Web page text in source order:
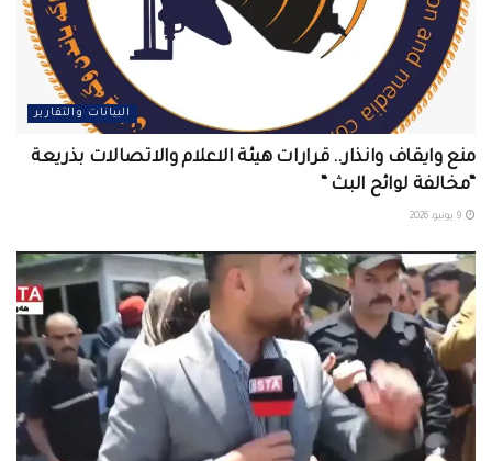
البيانات والتقارير
منع وايقاف وانذار.. قرارات هيئة الاعلام والاتصالات بذريعة
“مخالفة لوائح البث “